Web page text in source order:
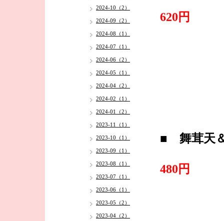
620円
■ 舞茸天
480円
2024-10（2）
2024-09（2）
2024-08（1）
2024-07（1）
2024-06（2）
2024-05（1）
2024-04（2）
2024-02（1）
2024-01（2）
2023-11（1）
2023-10（1）
2023-09（1）
2023-08（1）
2023-07（1）
2023-06（1）
2023-05（2）
2023-04（2）